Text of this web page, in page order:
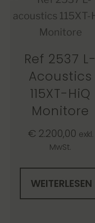
Ref 2537 L-
Acoustics
115XT-HiQ
Monitore
€ 2.200,00 exkl.
MwSt.
WEITERLESEN